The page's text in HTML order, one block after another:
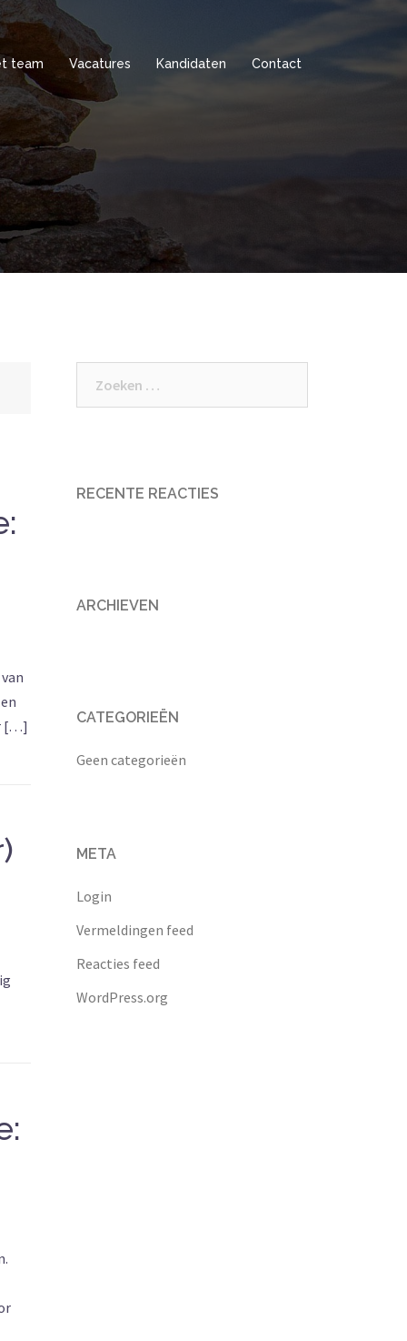
team Vacatures Kandidaten Contact
[…]
RECENTE REACTIES
ARCHIEVEN
CATEGORIEËN
Geen categorieën
META
Login
Vermeldingen feed
Reacties feed
WordPress.org